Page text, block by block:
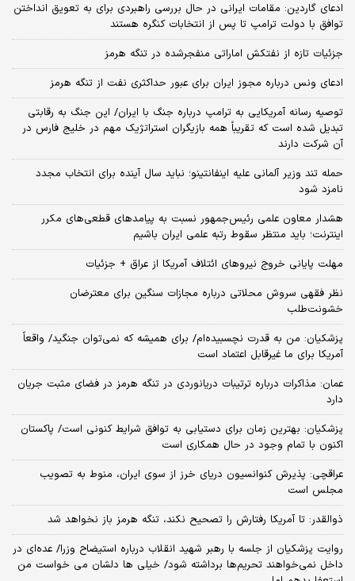
ادعای گاردین: مقامات ایرانی در حال بررسی راهبردی برای به تعویق انداختن
توافق با دولت ترامپ تا پس از انتخابات کنگره هستند
جزئیات تازه از نفتکش اماراتی منفجرشده در تنگه هرمز
ادعای ونس درباره مجوز ایران برای عبور حداکثری نفت از تنگه هرمز
توصیه رسانه آمریکایی به ترامپ درباره جنگ با ایران/ این جنگ به رقابتی
تبدیل شده است که تقریباً همه بازیگران استراتژیک مهم در خلیج فارس در
آن شرکت دارند
حمله تند وزیر آلمانی علیه اینفانتینو؛ نباید سال آینده برای انتخاب مجدد
نامزد شود
هشدار معاون علمی رئیس‌جمهور نسبت به پیامدهای قطعی‌های مکرر
اینترنت؛ باید منتظر سقوط رتبه علمی ایران باشیم
مهلت پایانی خروج نیروهای ائتلاف آمریکا از عراق + جزئیات
نظر فقهی سروش محلاتی درباره مجازات سنگین برای معترضان
خشونت‌طلب
پزشکیان: من به قدرت نچسبیده‌ام/ برای همیشه که نمی‌توان جنگید/ واقعاً
آمریکا برای ما غیرقابل اعتماد است
عمان: مذاکرات درباره ترتیبات دریانوردی در تنگه هرمز در فضای مثبت جریان
دارد
پزشکیان‌: بهترین زمان برای دستیابی به توافق شرایط کنونی است/ پاکستان
اکنون با تمام وجود در حال همکاری است
عراقچی: پذیرش کنوانسیون دریای خرز از سوی ایران، منوط به تصویب
مجلس است
ذوالقدر: تا آمریکا رفتارش را تصحیح نکند، تنگه هرمز باز نخواهد شد
روایت پزشکیان از جلسه با رهبر شهید انقلاب درباره استیضاح وزرا/ عده‌ای در
داخل نمی‌خواهند تحریم‌ها برداشته شود/ خیلی ها دلشان می خواست من